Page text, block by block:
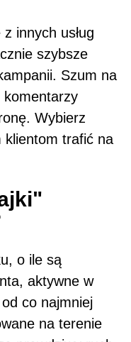
innych usług
szybsze
Szum na
komentarzy
Wybierz
klientom trafić na
o ile są
aktywne w
co najmniej
na terenie